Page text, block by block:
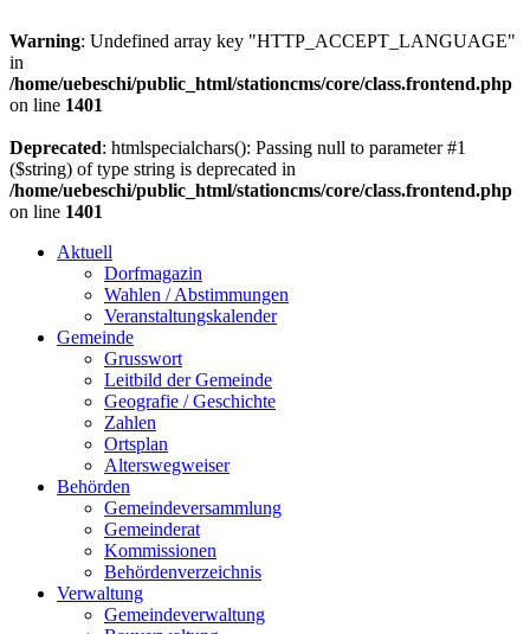
Warning: Undefined array key "HTTP_ACCEPT_LANGUAGE"
in
/home/uebeschi/public_html/stationcms/core/class.frontend.php
on line 1401
Deprecated: htmlspecialchars(): Passing null to parameter #1
($string) of type string is deprecated in
/home/uebeschi/public_html/stationcms/core/class.frontend.php
on line 1401
Aktuell
Dorfmagazin
Wahlen / Abstimmungen
Veranstaltungskalender
Gemeinde
Grusswort
Leitbild der Gemeinde
Geografie / Geschichte
Zahlen
Ortsplan
Alterswegweiser
Behörden
Gemeindeversammlung
Gemeinderat
Kommissionen
Behördenverzeichnis
Verwaltung
Gemeindeverwaltung